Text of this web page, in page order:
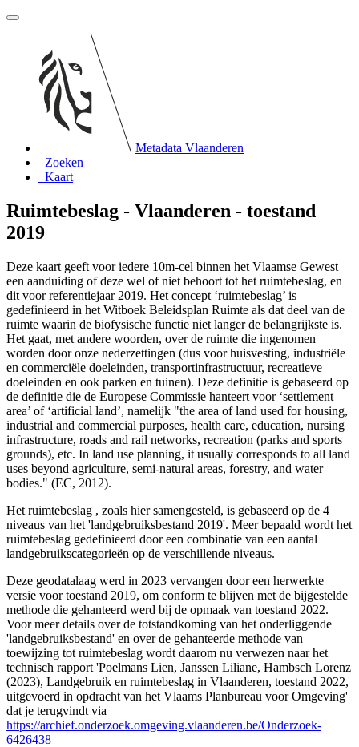
Metadata Vlaanderen
Zoeken
Kaart
Ruimtebeslag - Vlaanderen - toestand
2019
Deze kaart geeft voor iedere 10m-cel binnen het Vlaamse Gewest
een aanduiding of deze wel of niet behoort tot het ruimtebeslag, en
dit voor referentiejaar 2019. Het concept ‘ruimtebeslag’ is
gedefinieerd in het Witboek Beleidsplan Ruimte als dat deel van de
ruimte waarin de biofysische functie niet langer de belangrijkste is.
Het gaat, met andere woorden, over de ruimte die ingenomen
worden door onze nederzettingen (dus voor huisvesting, industriële
en commerciële doeleinden, transportinfrastructuur, recreatieve
doeleinden en ook parken en tuinen). Deze definitie is gebaseerd op
de definitie die de Europese Commissie hanteert voor ‘settlement
area’ of ‘artificial land’, namelijk "the area of land used for housing,
industrial and commercial purposes, health care, education, nursing
infrastructure, roads and rail networks, recreation (parks and sports
grounds), etc. In land use planning, it usually corresponds to all land
uses beyond agriculture, semi-natural areas, forestry, and water
bodies." (EC, 2012).
Het ruimtebeslag , zoals hier samengesteld, is gebaseerd op de 4
niveaus van het 'landgebruiksbestand 2019'. Meer bepaald wordt het
ruimtebeslag gedefinieerd door een combinatie van een aantal
landgebruikscategorieën op de verschillende niveaus.
Deze geodatalaag werd in 2023 vervangen door een herwerkte
versie voor toestand 2019, om conform te blijven met de bijgestelde
methode die gehanteerd werd bij de opmaak van toestand 2022.
Voor meer details over de totstandkoming van het onderliggende
'landgebruiksbestand' en over de gehanteerde methode van
toewijzing tot ruimtebeslag wordt daarom nu verwezen naar het
technisch rapport 'Poelmans Lien, Janssen Liliane, Hambsch Lorenz
(2023), Landgebruik en ruimtebeslag in Vlaanderen, toestand 2022,
uitgevoerd in opdracht van het Vlaams Planbureau voor Omgeving'
dat je terugvindt via
https://archief.onderzoek.omgeving.vlaanderen.be/Onderzoek-
6426438